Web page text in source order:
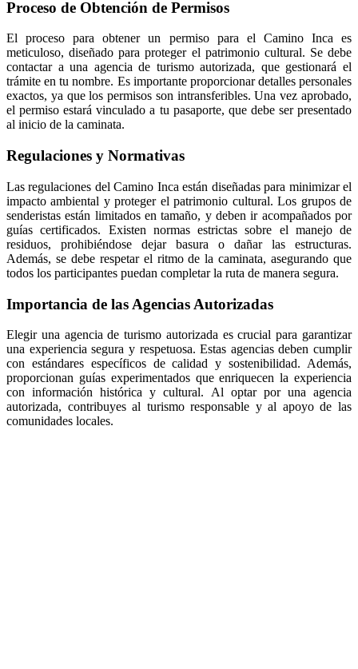
Proceso de Obtención de Permisos
El proceso para obtener un permiso para el Camino Inca es
meticuloso, diseñado para proteger el patrimonio cultural. Se debe
contactar a una agencia de turismo autorizada, que gestionará el
trámite en tu nombre. Es importante proporcionar detalles personales
exactos, ya que los permisos son intransferibles. Una vez aprobado,
el permiso estará vinculado a tu pasaporte, que debe ser presentado
al inicio de la caminata.
Regulaciones y Normativas
Las regulaciones del Camino Inca están diseñadas para minimizar el
impacto ambiental y proteger el patrimonio cultural. Los grupos de
senderistas están limitados en tamaño, y deben ir acompañados por
guías certificados. Existen normas estrictas sobre el manejo de
residuos, prohibiéndose dejar basura o dañar las estructuras.
Además, se debe respetar el ritmo de la caminata, asegurando que
todos los participantes puedan completar la ruta de manera segura.
Importancia de las Agencias Autorizadas
Elegir una agencia de turismo autorizada es crucial para garantizar
una experiencia segura y respetuosa. Estas agencias deben cumplir
con estándares específicos de calidad y sostenibilidad. Además,
proporcionan guías experimentados que enriquecen la experiencia
con información histórica y cultural. Al optar por una agencia
autorizada, contribuyes al turismo responsable y al apoyo de las
comunidades locales.